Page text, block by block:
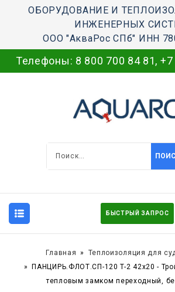
ОБОРУДОВАНИЕ И
ИНЖЕНЕРНЫХ
ООО "АкваРос СПб" ИНН
Телефоны: 8 800 700 84 81,
БЫСТРЫЙ ЗАПРОС
Главная
Теплоизоляция для
ПАНЦИРЬ.ФЛОТ.СП-120 T-2 42x20 -
тепловым замком переходный,